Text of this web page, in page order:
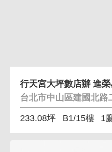
台北市中山區建國北路
233.08坪 B1/15樓 1